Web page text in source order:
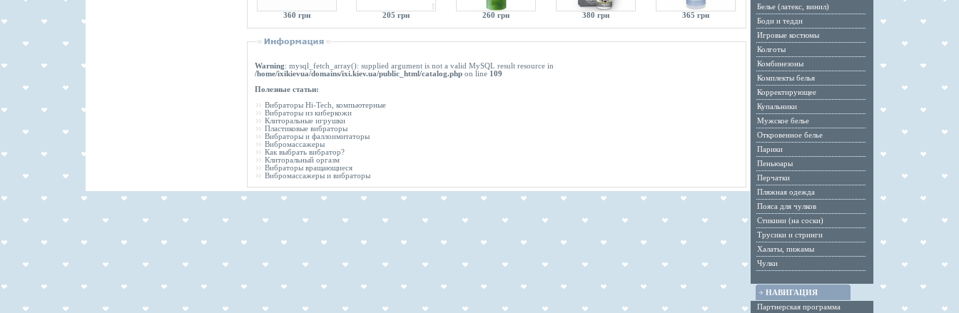
360 грн 205 грн 260 грн 380 грн 365 грн
Warning: mysql_fetch_array(): supplied argument is not a valid MySQL result resource in
/home/ixikievua/domains/ixi.kiev.ua/public_html/catalog.phpon line 109
Полезные статьи:
Вибраторы Hi-Tech, компьютерные
Вибраторы из киберкожи
Клиторальные игрушки
Пластиковые вибраторы
Вибраторы и фаллоимитаторы
Вибромассажеры
Как выбрать вибратор?
Клиторальный оргазм
Вибраторы вращающиеся
Вибромассажеры и вибраторы
Белье (латекс, винил)
Боди и тедди
Игровые костюмы
Колготы
Комбинезоны
Комплекты белья
Корректирующее
Купальники
Мужское белье
Откровенное белье
Парики
Пеньюары
Перчатки
Пляжная одежда
Пояса для чулков
Стикини (на соски)
Трусики и стринги
Халаты, пижамы
Чулки
НАВИГАЦИЯ
Партнерская программа